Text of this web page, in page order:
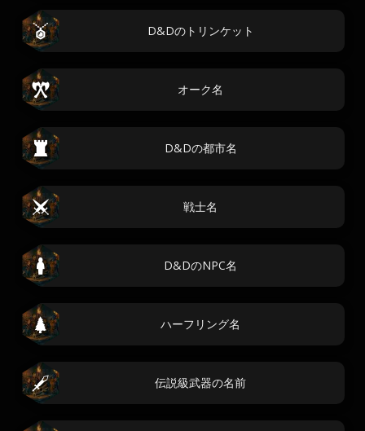
D&Dのトリンケット
オーク名
D&Dの都市名
戦士名
D&DのNPC名
ハーフリング名
伝説級武器の名前